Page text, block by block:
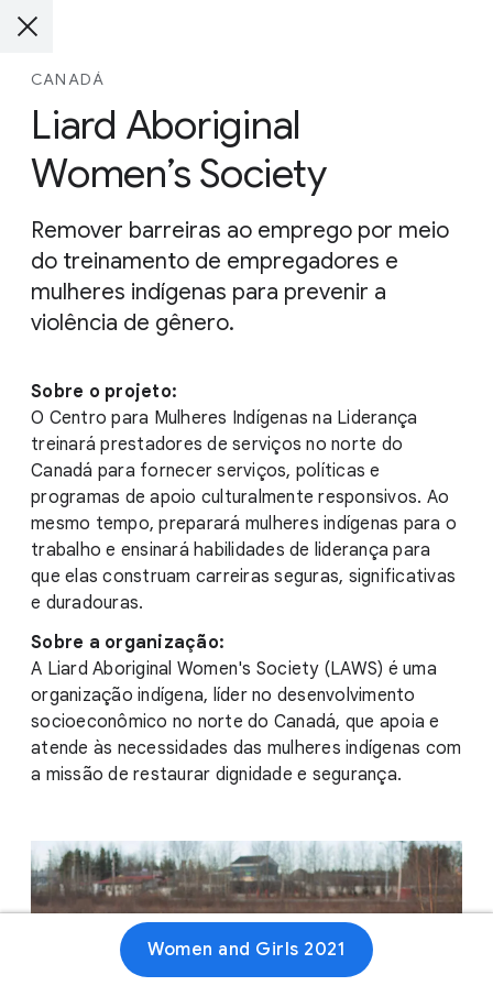
CANADÁ
Liard Aboriginal
Women’s Society
Remover barreiras ao emprego por meio
do treinamento de empregadores e
mulheres indígenas para prevenir a
violência de gênero.
Sobre o projeto:
O Centro para Mulheres Indígenas na Liderança
treinará prestadores de serviços no norte do
Canadá para fornecer serviços, políticas e
programas de apoio culturalmente responsivos. Ao
mesmo tempo, preparará mulheres indígenas para o
trabalho e ensinará habilidades de liderança para
que elas construam carreiras seguras, significativas
e duradouras.
Sobre a organização:
A Liard Aboriginal Women's Society (LAWS) é uma
organização indígena, líder no desenvolvimento
socioeconômico no norte do Canadá, que apoia e
atende às necessidades das mulheres indígenas com
a missão de restaurar dignidade e segurança.
Women and Girls 2021